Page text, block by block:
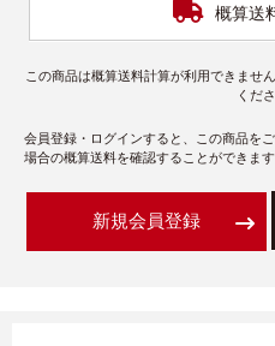
概算送
この商品は概算送料計算が利用できませ
くだ
会員登録・ログインすると、この商品を
場合の概算送料を確認することができます
新規会員登録